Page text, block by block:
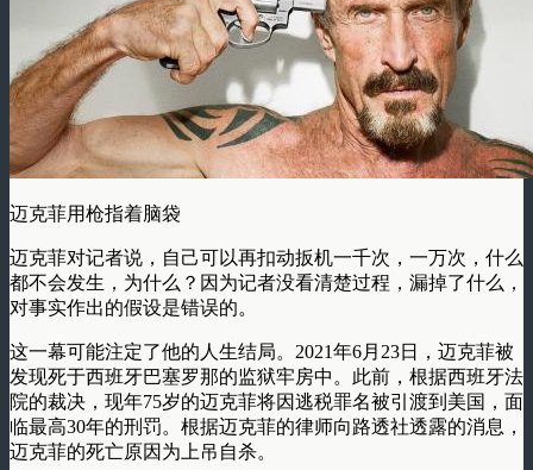
迈克菲用枪指着脑袋
迈克菲对记者说，自己可以再扣动扳机一千次，一万次，什么
都不会发生，为什么？因为记者没看清楚过程，漏掉了什么，
对事实作出的假设是错误的。
这一幕可能注定了他的人生结局。2021年6月23日，迈克菲被
发现死于西班牙巴塞罗那的监狱牢房中。此前，根据西班牙法
院的裁决，现年75岁的迈克菲将因逃税罪名被引渡到美国，面
临最高30年的刑罚。根据迈克菲的律师向路透社透露的消息，
迈克菲的死亡原因为上吊自杀。